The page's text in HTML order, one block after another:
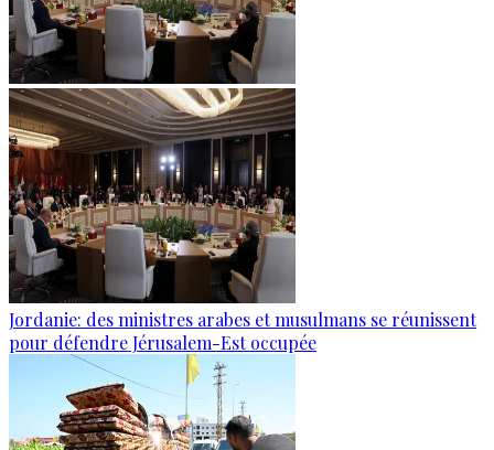
Jordanie: des ministres arabes et musulmans se réunissent
pour défendre Jérusalem-Est occupée